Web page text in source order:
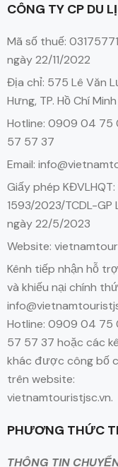
CÔNG TY CP DU
Mã số thuế:
ngày 22/11/2022
Địa chỉ: 575 Lê Văn
Hưng, TP. Hồ Chí Minh
Hotline: 0909 04
57 57 37
Email:
Giấy phép
1593/2023/TCDL-GP
ngày 22/5/2023
Website:
Kênh tiếp nhận hỗ
và khiếu nại chính
Hotline: 0909 04
57 57 37 hoặc các
khác được công bố
trên website:
vietnamtouristjsc.vn.
PHƯƠNG THỨC
THÔNG TIN